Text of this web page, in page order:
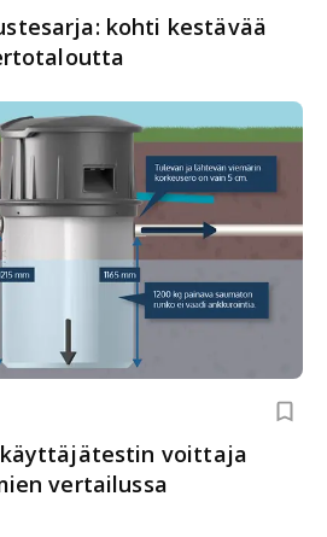
kohti kestävää
voittaja
vertailussa